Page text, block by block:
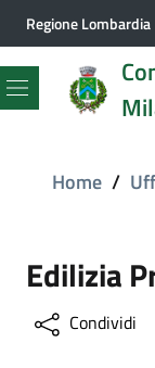
Regione Lombardia
Menu
Home /
Edilizia
Condividi